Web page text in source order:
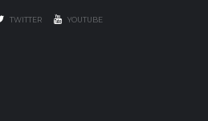
TWITTER YOUTUBE